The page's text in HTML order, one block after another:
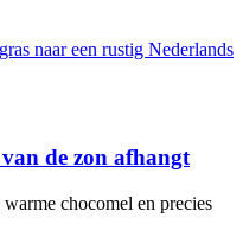
de zon afhangt
chocomel en precies